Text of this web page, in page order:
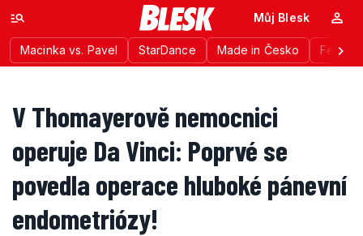
Macinka vs. Pavel StarDance Made in Česko
Můj Blesk
V Thomayerově nemocnici
operuje Da Vinci: Poprvé se
povedla operace hluboké pánevní
endometriózy!